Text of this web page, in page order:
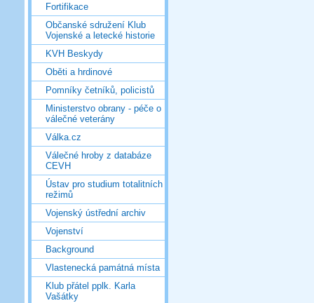
Fortifikace
Občanské sdružení Klub
Vojenské a letecké historie
KVH Beskydy
Oběti a hrdinové
Pomníky četníků, policistů
Ministerstvo obrany - péče o
válečné veterány
Válka.cz
Válečné hroby z databáze
CEVH
Ústav pro studium totalitních
režimů
Vojenský ústřední archiv
Vojenství
Background
Vlastenecká památná místa
Klub přátel pplk. Karla
Vašátky